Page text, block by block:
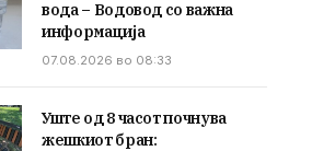
вода – Водовод со важна
информација
07.08.2026 во 08:33
Уште од 8 часот почнува
жешкиот бран: